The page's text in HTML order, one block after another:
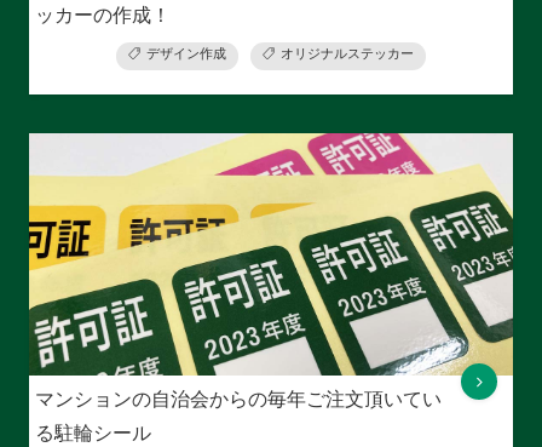
ッカーの作成！
デザイン作成 オリジナルステッカー
マンションの自治会からの毎年ご注文頂いてい
る駐輪シール